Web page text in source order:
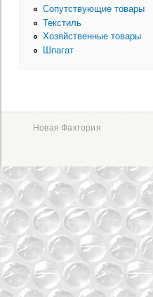
Сопутствующие товары
Текстиль
Хозяйственные товары
Шпагат
Новая Фактория